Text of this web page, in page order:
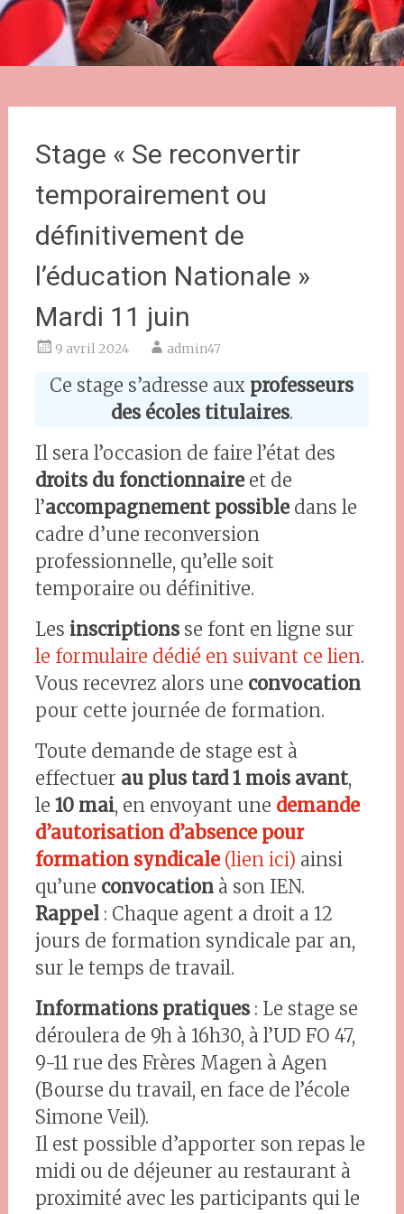
Stage « Se reconvertir
temporairement ou
définitivement de
l’éducation Nationale »
Mardi 11 juin
9 avril 2024 admin47
Ce stage s’adresse aux professeurs
des écoles titulaires.
Il sera l’occasion de faire l’état des
droits du fonctionnaireet de
l’accompagnement possible dans le
cadre d’une reconversion
professionnelle, qu’elle soit
temporaire ou définitive.
Les inscriptions se font en ligne sur
le formulaire dédié en suivant ce lien.
Vous recevrez alors une convocation
pour cette journée de formation.
Toute demande de stage est à
effectuer au plus tard 1 mois avant,
le 10 mai, en envoyant une demande
d’autorisation d’absence pour
formation syndicale(lien ici) ainsi
qu’une convocation à son IEN.
Rappel : Chaque agent a droit a 12
jours de formation syndicale par an,
sur le temps de travail.
Informations pratiques: Le stage se
déroulera de 9h à 16h30, à l’UD FO 47,
9-11 rue des Frères Magen à Agen
(Bourse du travail, en face de l’école
Simone Veil).
Il est possible d’apporter son repas le
midi ou de déjeuner au restaurant à
proximité avec les participants qui le